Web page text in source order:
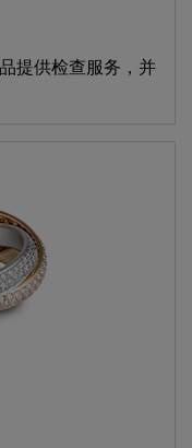
提供检查服务，并